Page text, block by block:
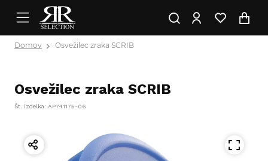
Domov Osvežilec zraka SCRIB
Osvežilec zraka SCRIB
Št. izdelka: AP741175-06